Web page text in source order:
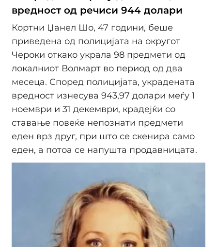
вредност од речиси 944 долари
Кортни Џанел Шо, 47 години, беше
приведена од полицијата на округот
Чероки откако украла 98 предмети од
локалниот Волмарт во период од два
месеца. Според полицијата, украдената
вредност изнесува 943,97 долари меѓу 1
ноември и 31 декември, крадејќи со
ставање повеќе непознати предмети
еден врз друг, при што се скенира само
еден, а потоа се напушта продавницата.